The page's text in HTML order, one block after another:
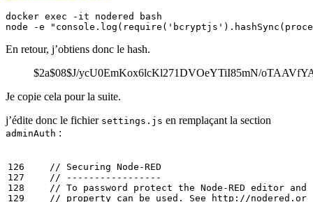
docker exec
node -e
En retour, j’obtiens donc le hash.
$2a$08$J/ycU0EmKox6lcKl271DVOeYTiI85mN/
Je copie cela pour la suite.
j’édite donc le fichier settings.js en remplaçant la section
adminAuth :